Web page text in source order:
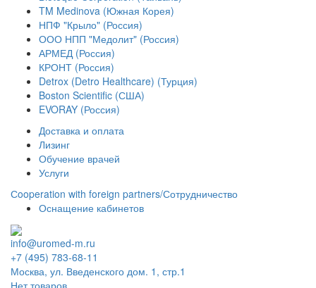
TM Medinova (Южная Корея)
НПФ "Крыло" (Россия)
ООО НПП "Медолит" (Россия)
АРМЕД (Россия)
КРОНТ (Россия)
Detrox (Detro Healthcare) (Турция)
Boston Scientific (США)
EVORAY (Россия)
Доставка и оплата
Лизинг
Обучение врачей
Услуги
Сooperation with foreign partners/Сотрудничество
Оснащение кабинетов
info@uromed-m.ru
+7 (495) 783-68-11
Москва, ул. Введенского дом. 1, стр.1